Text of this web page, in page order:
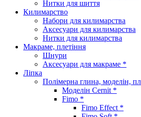
Нитки для шиття
Килимарство
Набори для килимарства
Аксесуари для килимарства
Нитки для килимарства
Макраме, плетіння
Шнури
Аксесуари для макраме *
Ліпка
Полімерна глина, моделін,
Моделін Cernit *
Fimo *
Fimo Effect *